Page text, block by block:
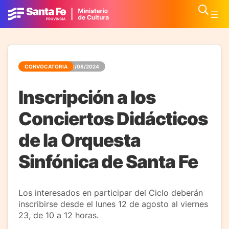
CONVOCATORIA 09/08/2024
Inscripción a los
Conciertos Didácticos
de la Orquesta
Sinfónica de Santa Fe
Los interesados en participar del Ciclo deberán
inscribirse desde el lunes 12 de agosto al viernes
23, de 10 a 12 horas.